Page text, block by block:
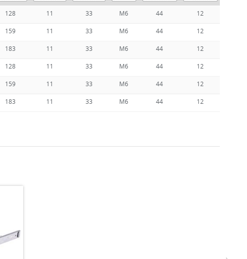
128 11 33 M6 44 12
159 11 33 M6 44 12
183 11 33 M6 44 12
128 11 33 M6 44 12
159 11 33 M6 44 12
183 11 33 M6 44 12